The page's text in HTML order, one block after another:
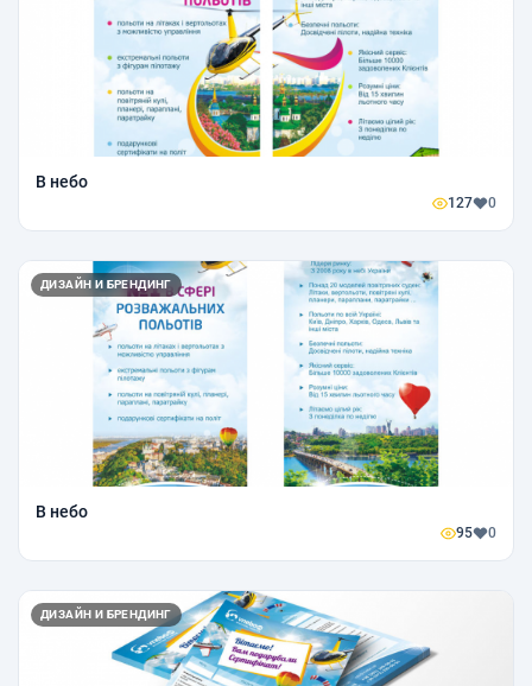
В небо
127 0
ДИЗАЙН И БРЕНДИНГ
В небо
95 0
ДИЗАЙН И БРЕНДИНГ